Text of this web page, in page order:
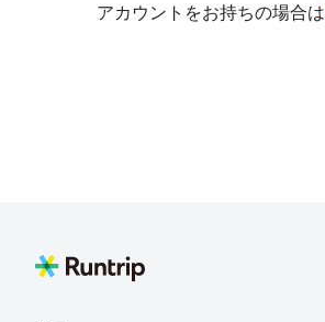
アカウントをお持ちの場合は